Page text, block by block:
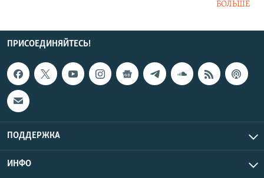
БОЛЬШЕ
ПРИСОЕДИНЯЙТЕСЬ!
ПОДДЕРЖКА
ИНФО